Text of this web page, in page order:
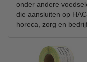
onder andere
die aansluiten op
horeca, zorg en